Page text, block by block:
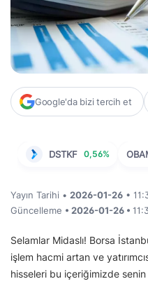
Google'da bizi tercih et
DSTKF 0,56%
Yayın Tarihi • 2026-01-26 •
Güncelleme • 2026-01-26 •
Selamlar Midaslı! Borsa
işlem hacmi artan ve
hisseleri bu içeriğimizde